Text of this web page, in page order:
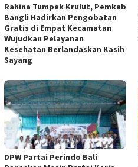
Rahina Tumpek Krulut, Pemkab
Bangli Hadirkan Pengobatan
Gratis di Empat Kecamatan
Wujudkan Pelayanan
Kesehatan Berlandaskan Kasih
Sayang
DPW Partai Perindo Bali